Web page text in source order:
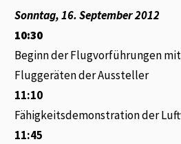
Sonntag, 16. September 2012
10:30
Beginn der Flugvorführungen
Fluggeräten der Aussteller
11:10
Fähigkeitsdemonstration der
11:45